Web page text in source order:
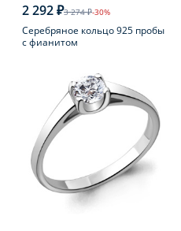
2 292 ₽3 274 ₽-30%
Серебряное кольцо 925 пробы
с фианитом